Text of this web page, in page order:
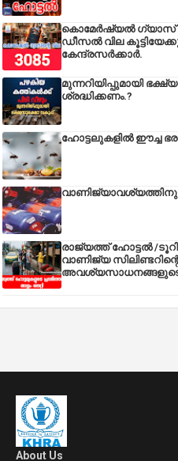
കൊമേർഷ്യൽ ഗ്യാസ്
ഡീസല്‍ വില
കേന്ദ്രസര്‍ക്കാര്‍.
മുന്നറിയിപ്പുമായി
ശ്രദ്ധിക്കണം.?
ഹോട്ടലുകളിൽ ഈച്ച
രാജ്യത്ത് ഹോട്ടൽ /
വാണിജ്യ
അവശ്യസാധനങ്ങളുടെ
About Us